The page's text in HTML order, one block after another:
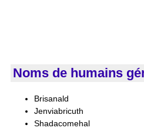
Noms de humains
Brisanald
Jenviabricuth
Shadacomehal